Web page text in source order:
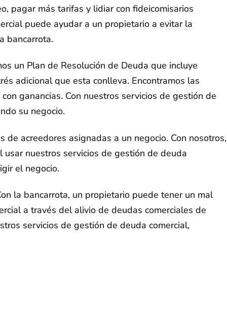
pagar más tarifas y lidiar con fideicomisarios
puede ayudar a un propietario a evitar la
bancarrota.
un Plan de Resolución de Deuda que incluye
adicional que esta conlleva. Encontramos las
ganancias. Con nuestros servicios de gestión de
su negocio.
acreedores asignadas a un negocio. Con nosotros,
nuestros servicios de gestión de deuda
el negocio.
la bancarrota, un propietario puede tener un mal
a través del alivio de deudas comerciales de
servicios de gestión de deuda comercial,